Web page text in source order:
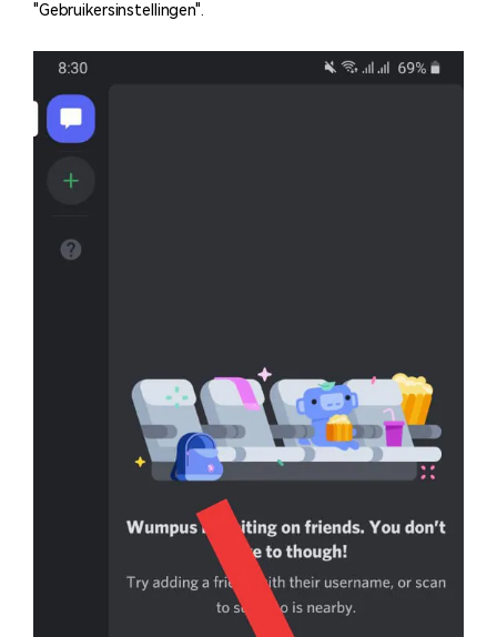
"Gebruikersinstellingen".